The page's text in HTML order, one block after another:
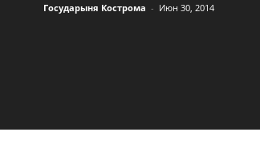
Государыня Кострома - Июн 30, 2014